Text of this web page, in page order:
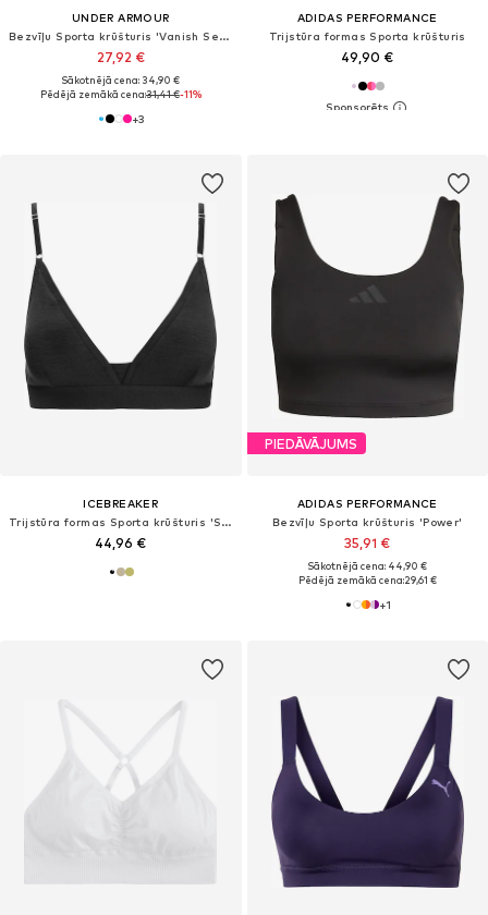
UNDER ARMOUR
Bezvīļu Sporta krūšturis 'Vanish Seamless'
27,92 €
Sākotnējā cena: 34,90 €
Pēdējā zemākā cena:31,41 €-11%
+3
ADIDAS PERFORMANCE
Trijstūra formas Sporta krūšturis
49,90 €
ICEBREAKER
Trijstūra formas Sporta krūšturis 'Siren'
44,96 €
PIEDĀVĀJUMS
ADIDAS PERFORMANCE
Bezvīļu Sporta krūšturis 'Power'
35,91 €
Sākotnējā cena: 44,90 €
Pēdējā zemākā cena:29,61 €
+1